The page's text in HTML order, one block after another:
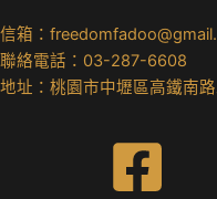
信箱：
聯絡電話：03-287-6608
地址：桃園市中壢區高鐵南